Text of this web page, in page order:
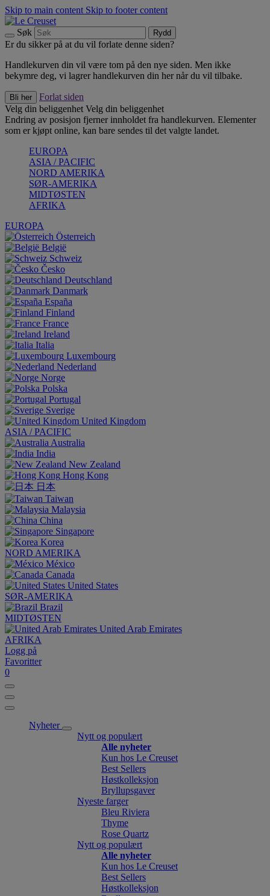
Skip to main content Skip to footer content
Søk Rydd
Er du sikker på at du vil forlate denne siden?
Handlekurven din vil være tom på den nye siden. Men ikke
bekymre deg, vi lagrer handlekurven din her når du vil tilbake.
Bli her
Forlat siden
Velg din beliggenhet Velg din beliggenhet
Endring av posisjon fjerner innholdet fra handlekurven. Elementer
som er kjøpt online, kan bare sendes til det valgte landet.
EUROPA
ASIA / PACIFIC
NORD AMERIKA
SØR-AMERIKA
MIDTØSTEN
AFRIKA
EUROPA
Österreich
België
Schweiz
Česko
Deutschland
Danmark
España
Finland
France
Ireland
Italia
Luxembourg
Nederland
Norge
Polska
Portugal
Sverige
United Kingdom
ASIA / PACIFIC
Australia
India
New Zealand
Hong Kong
日本
Taiwan
Malaysia
China
Singapore
Korea
NORD AMERIKA
México
Canada
United States
SØR-AMERIKA
Brazil
MIDTØSTEN
United Arab Emirates
AFRIKA
Logg på
Favoritter
0
Nyheter
Nytt og populært
Alle nyheter
Kun hos Le Creuset
Best Sellers
Høstkolleksjon
Bryllupsgaver
Nyeste farger
Bleu Riviera
Thyme
Rose Quartz
Nytt og populært
Alle nyheter
Kun hos Le Creuset
Best Sellers
Høstkolleksjon